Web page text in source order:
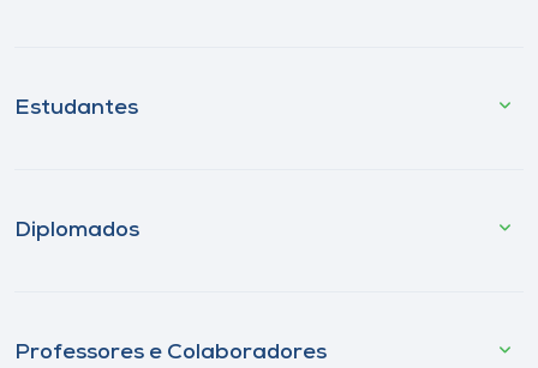
Estudantes
Diplomados
Professores e Colaboradores